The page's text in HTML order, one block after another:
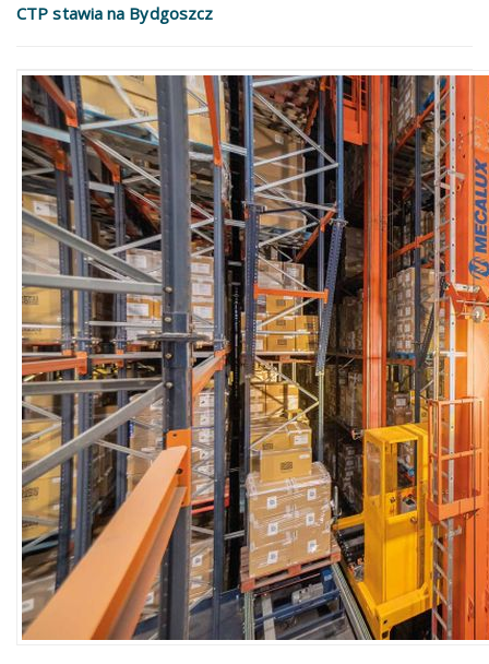
CTP stawia na Bydgoszcz